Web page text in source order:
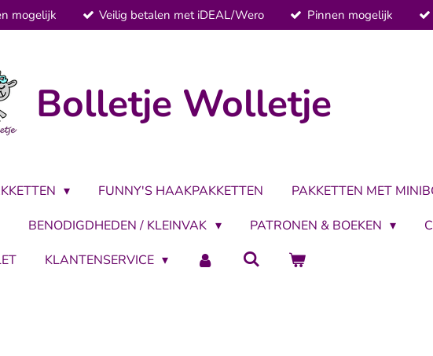
mogelijk Veilig betalen met iDEAL/Wero Pinnen mogelijk
Bolletje Wolletje
FUNNY'S HAAKPAKKETTEN
PAKKETTEN MET
BENODIGDHEDEN / KLEINVAK PATRONEN & BOEKEN
KLANTENSERVICE